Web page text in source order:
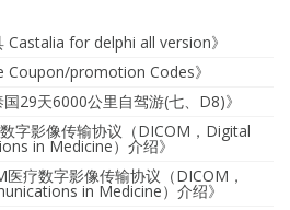
Castalia for delphi all version》
Coupon/promotion Codes》
29天6000公里自驾游(七、D8)》
字影像传输协议（DICOM，Digital
in Medicine）介绍》
医疗数字影像传输协议（DICOM，
in Medicine）介绍》